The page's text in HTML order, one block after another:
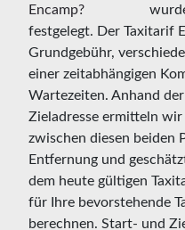
festgelegt. Der Taxitarif
Grundgebühr,
einer zeitabhängigen
Wartezeiten. Anhand
Zieladresse ermitteln
zwischen diesen beiden
Entfernung und
dem heute gültigen
für Ihre bevorstehende
berechnen. Start- und